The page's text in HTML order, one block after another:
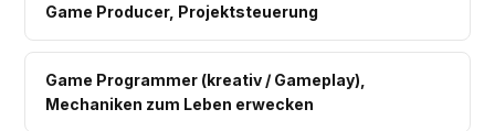
Game Producer, Projektsteuerung
Game Programmer (kreativ / Gameplay),
Mechaniken zum Leben erwecken